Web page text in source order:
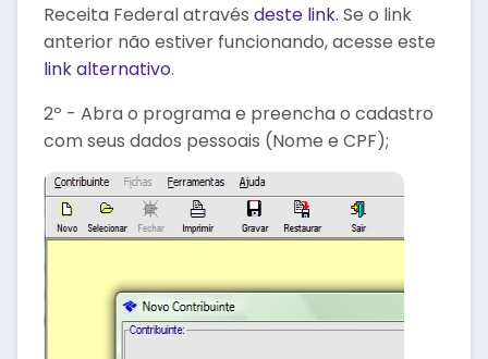
Receita Federal através deste link. Se o link
anterior não estiver funcionando, acesse este
link alternativo.
2º - Abra o programa e preencha o cadastro
com seus dados pessoais (Nome e CPF);